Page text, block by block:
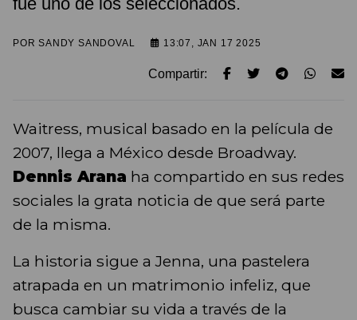
PORSANDY SANDOVAL 13:07, JAN 17 2025
Compartir:
Waitress, musical basado en la película de
2007, llega a México desde Broadway.
Dennis Arana ha compartido en sus redes
sociales la grata noticia de que será parte
de la misma.
La historia sigue a Jenna, una pastelera
atrapada en un matrimonio infeliz, que
busca cambiar su vida a través de la